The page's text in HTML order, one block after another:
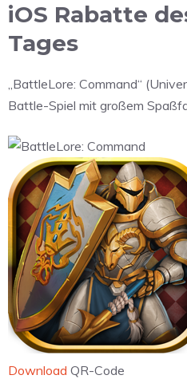
iOS Rabatte
Tages
„BattleLore: Command“
Battle-Spiel mit großem
Download QR-Code